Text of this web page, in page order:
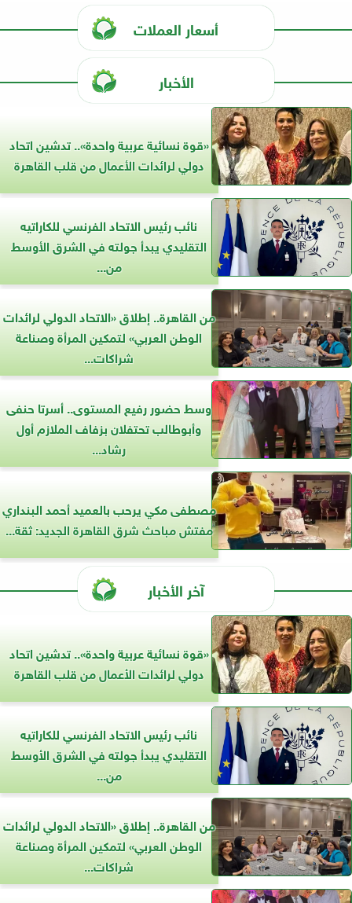
أسعار العملات
الأخبار
«قوة نسائية عربية واحدة».. تدشين اتحاد
دولي لرائدات الأعمال من قلب القاهرة
نائب رئيس الاتحاد الفرنسي للكاراتيه
التقليدي يبدأ جولته في الشرق الأوسط
من...
من القاهرة.. إطلاق «الاتحاد الدولي لرائدات
الوطن العربي» لتمكين المرأة وصناعة
شراكات...
وسط حضور رفيع المستوى.. أسرتا حنفى
وأبوطالب تحتفلان بزفاف الملازم أول
رشاد...
مصطفى مكي يرحب بالعميد أحمد البنداري
مفتش مباحث شرق القاهرة الجديد: ثقة...
آخر الأخبار
«قوة نسائية عربية واحدة».. تدشين اتحاد
دولي لرائدات الأعمال من قلب القاهرة
نائب رئيس الاتحاد الفرنسي للكاراتيه
التقليدي يبدأ جولته في الشرق الأوسط
من...
من القاهرة.. إطلاق «الاتحاد الدولي لرائدات
الوطن العربي» لتمكين المرأة وصناعة
شراكات...